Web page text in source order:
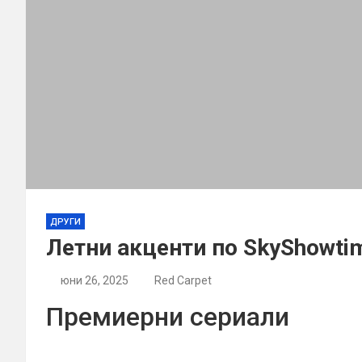
ДРУГИ
Летни акценти по
юни 26, 2025 Red Carpet
Премиерни сериали